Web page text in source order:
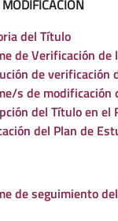
del Título
de Verificación de
de verificación
s de modificación
del Título en el
del Plan de
de seguimiento